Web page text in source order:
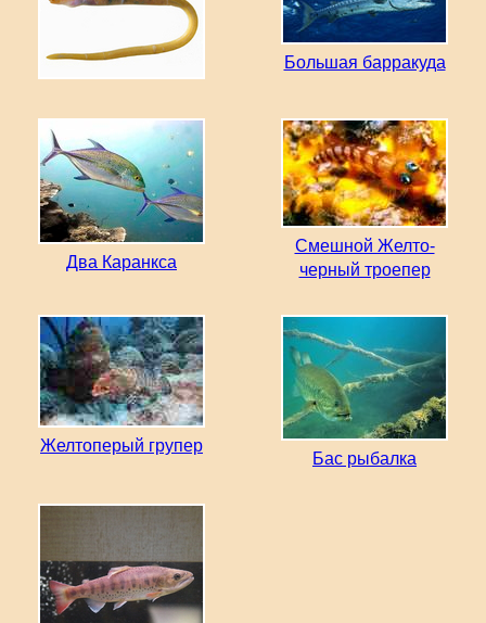
Большая барракуда
Два Каранкса
Смешной Желто-
черный троепер
Желтоперый групер
Бас рыбалка